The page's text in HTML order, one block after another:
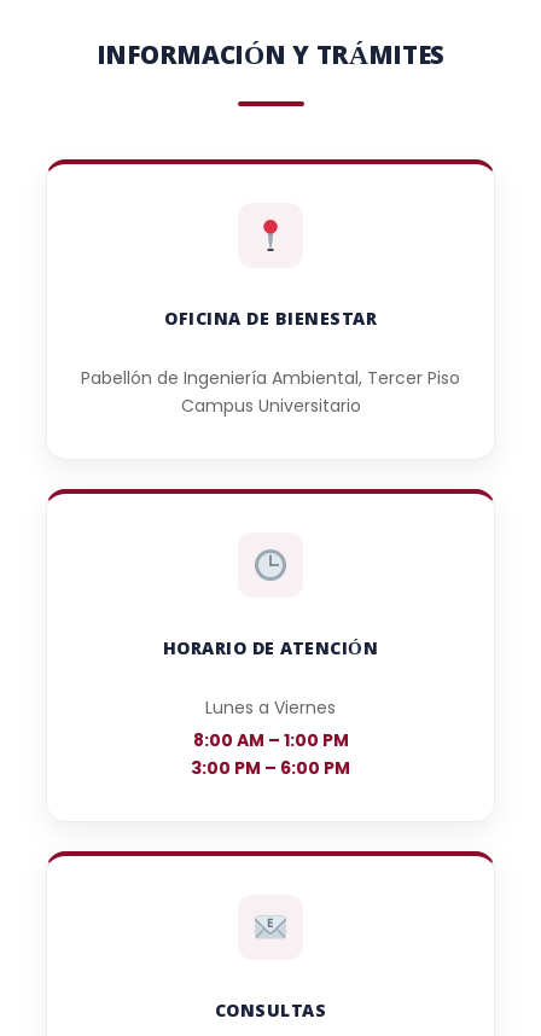
INFORMACIÓN Y TRÁMITES
OFICINA DE BIENESTAR
Pabellón de Ingeniería Ambiental, Tercer Piso
Campus Universitario
HORARIO DE ATENCIÓN
Lunes a Viernes
8:00 AM – 1:00 PM
3:00 PM – 6:00 PM
CONSULTAS